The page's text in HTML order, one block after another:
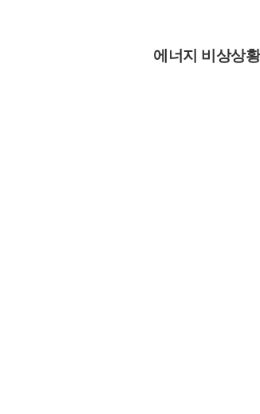
에너지 비상상